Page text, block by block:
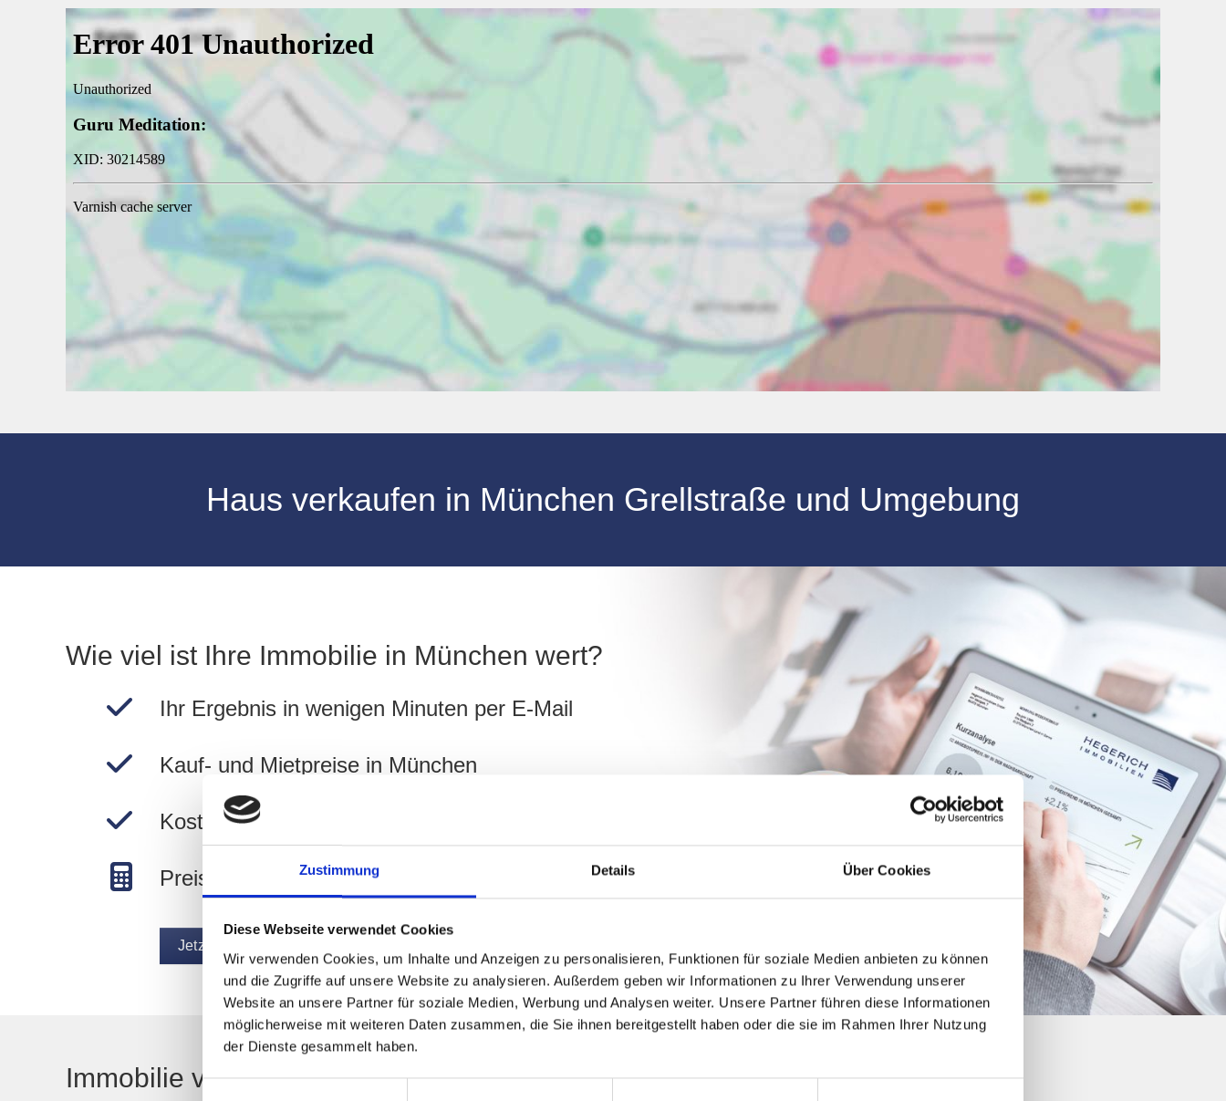
Zustimmung Details Über Cookies
Diese Webseite verwendet Cookies
Wir verwenden Cookies, um Inhalte und Anzeigen zu personalisieren, Funktionen für soziale Medien anbieten zu können
und die Zugriffe auf unsere Website zu analysieren. Außerdem geben wir Informationen zu Ihrer Verwendung unserer
Website an unsere Partner für soziale Medien, Werbung und Analysen weiter. Unsere Partner führen diese Informationen
möglicherweise mit weiteren Daten zusammen, die Sie ihnen bereitgestellt haben oder die sie im Rahmen Ihrer Nutzung
der Dienste gesammelt haben.
Haus verkaufen in München Grellstraße und Umgebung
Wie viel ist Ihre Immobilie in München wert?
Ihr Ergebnis in wenigen Minuten per E-Mail
Kauf- und Mietpreise in München
Kostenlos und unverbindlich
Preise in München berechnen!
Jetzt Wert ermitteln
Immobilie verkaufen in München Grellstraße und Umland: Käufer finden